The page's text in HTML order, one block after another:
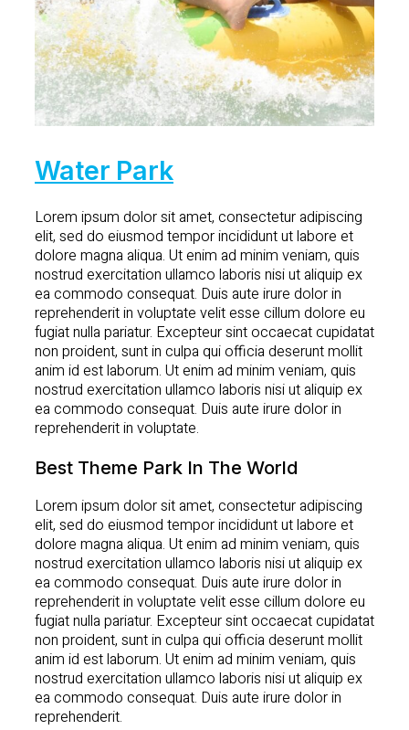
Water Park
Lorem ipsum dolor sit amet, consectetur adipiscing
elit, sed do eiusmod tempor incididunt ut labore et
dolore magna aliqua. Ut enim ad minim veniam, quis
nostrud exercitation ullamco laboris nisi ut aliquip ex
ea commodo consequat. Duis aute irure dolor in
reprehenderit in voluptate velit esse cillum dolore eu
fugiat nulla pariatur. Excepteur sint occaecat cupidatat
non proident, sunt in culpa qui officia deserunt mollit
anim id est laborum. Ut enim ad minim veniam, quis
nostrud exercitation ullamco laboris nisi ut aliquip ex
ea commodo consequat. Duis aute irure dolor in
reprehenderit in voluptate.
Best Theme Park In The World
Lorem ipsum dolor sit amet, consectetur adipiscing
elit, sed do eiusmod tempor incididunt ut labore et
dolore magna aliqua. Ut enim ad minim veniam, quis
nostrud exercitation ullamco laboris nisi ut aliquip ex
ea commodo consequat. Duis aute irure dolor in
reprehenderit in voluptate velit esse cillum dolore eu
fugiat nulla pariatur. Excepteur sint occaecat cupidatat
non proident, sunt in culpa qui officia deserunt mollit
anim id est laborum. Ut enim ad minim veniam, quis
nostrud exercitation ullamco laboris nisi ut aliquip ex
ea commodo consequat. Duis aute irure dolor in
reprehenderit.